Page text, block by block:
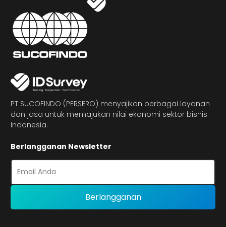
PT SUCOFINDO (PERSERO) menyajikan berbagai layanan
dan jasa untuk memajukan nilai ekonomi sektor bisnis
Indonesia.
Berlangganan Newsletter